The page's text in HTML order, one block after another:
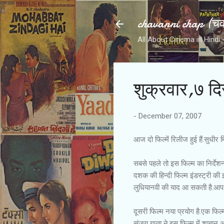
chavanni chap
All About Cinema in Hindi -
शुक्रवार,७
- December 07, 2007
आज दो फिल्में रिलीज हुई हैं.सुधीर
सबसे पहले तो इस फिल्म का
दशक की हिन्दी फिल्म इंडस्ट्री
लुधियानवी की याद आ सकती
दूसरी फिल्म नया प्रयोग है.एक